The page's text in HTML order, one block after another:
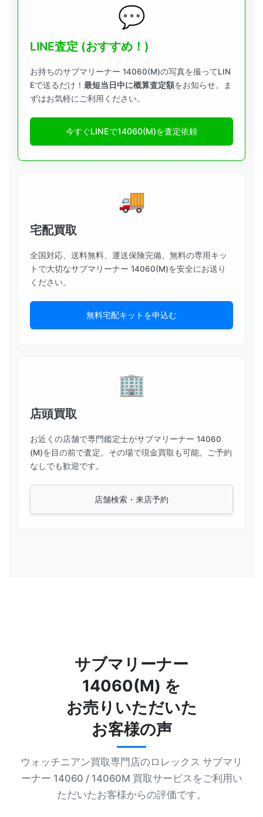
LINE査定 (おすすめ！)
お持ちのサブマリーナー 14060(M)の写真を撮ってLIN
Eで送るだけ！ 最短当日中に概算査定額をお知らせ。ま
ずはお気軽にご利用ください。
今すぐLINEで14060(M)を査定依頼
宅配買取
全国対応、送料無料、運送保険完備。無料の専用キッ
トで大切なサブマリーナー 14060(M)を安全にお送り
ください。
無料宅配キットを申込む
店頭買取
お近くの店舗で専門鑑定士がサブマリーナー 14060
(M)を目の前で査定。その場で現金買取も可能。ご予約
なしでも歓迎です。
店舗検索・来店予約
サブマリーナー
14060(M) を
お売りいただいた
お客様の声
ウォッチニアン買取専門店のロレックス サブマリ
ーナー 14060 / 14060M 買取サービスをご利用い
ただいたお客様からの評価です。